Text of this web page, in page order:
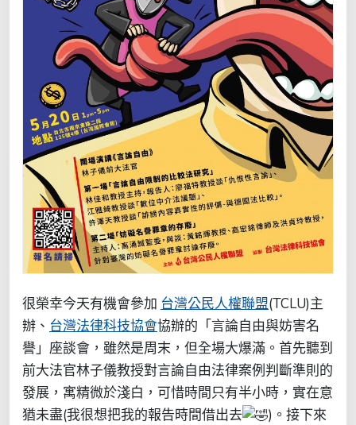
很榮幸今天有機會參加 台灣公民人權聯盟(TCLU)主
辦、 台灣法律科技協會協辦的「言論自由與妨害名
譽」座談會，雖然是周末，但全場大爆滿。首先聽到
前大法官林子儀教授對言論自由法律案例判斷準則的
發展，寓精微於淺白，可惜時間只有半小時，實在意
猶未盡(我很想把我的報告時間借出去
)。接下來